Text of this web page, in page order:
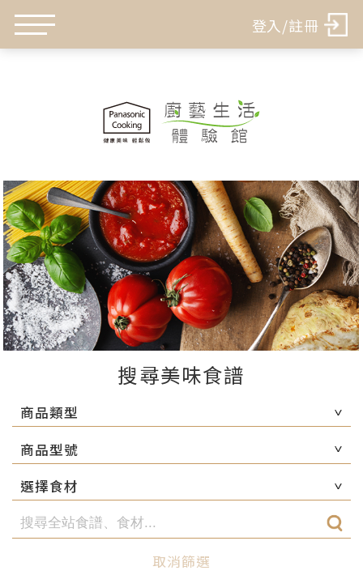
登入/註冊
搜尋美味食譜
商品類型
商品型號
選擇食材
取消篩選